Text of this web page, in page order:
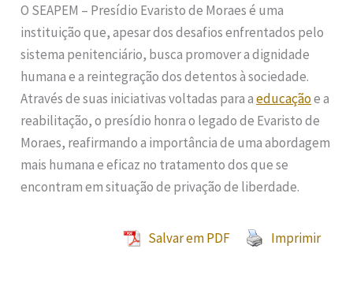
O SEAPEM – Presídio Evaristo de Moraes é uma
instituição que, apesar dos desafios enfrentados pelo
sistema penitenciário, busca promover a dignidade
humana e a reintegração dos detentos à sociedade.
Através de suas iniciativas voltadas para aeducaçãoe a
reabilitação, o presídio honra o legado de Evaristo de
Moraes, reafirmando a importância de uma abordagem
mais humana e eficaz no tratamento dos que se
encontram em situação de privação de liberdade.
Salvar em PDF Imprimir